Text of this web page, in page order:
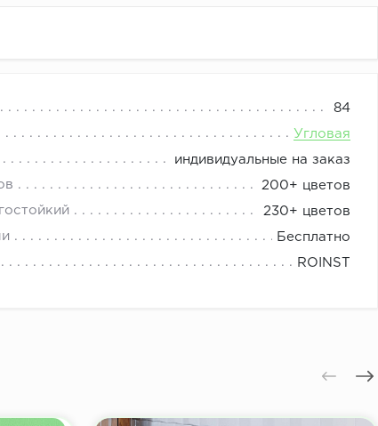
84
Угловая
индивидуальные на заказ
200+ цветов
230+ цветов
Бесплатно
ROINST